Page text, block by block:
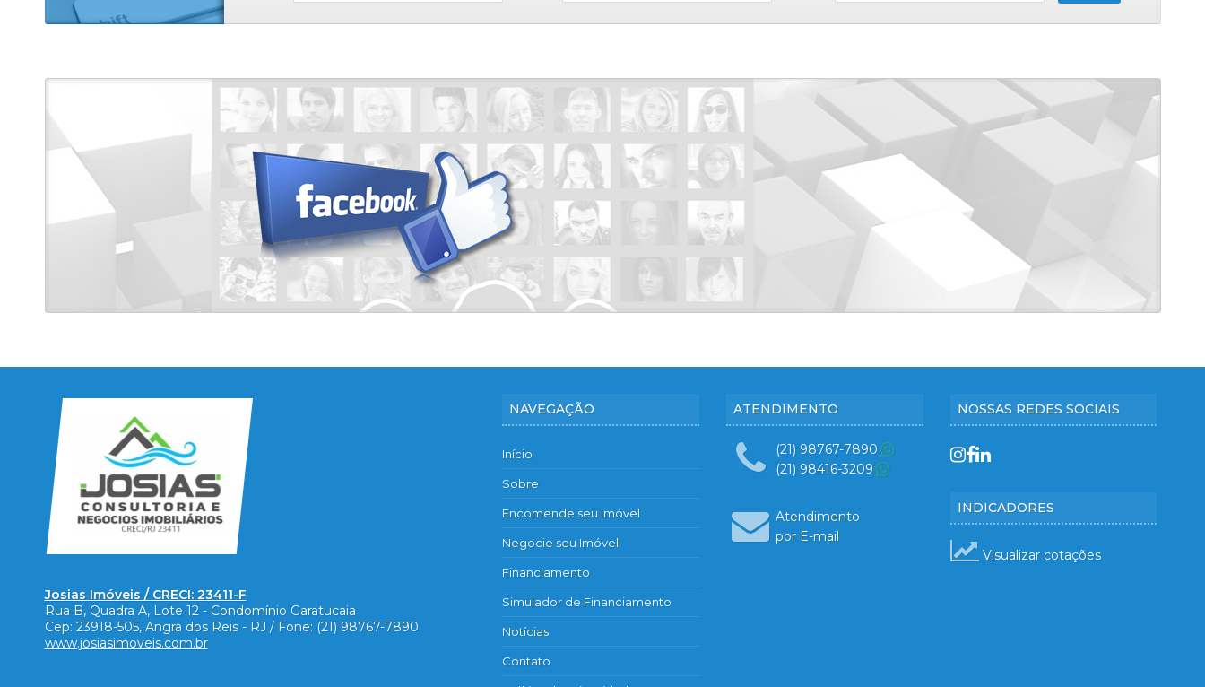
Josias Imóveis / CRECI: 23411-F
Rua B, Quadra A, Lote 12 - Condomínio Garatucaia
Cep: 23918-505, Angra dos Reis- RJ / Fone: (21) 98767-7890
www.josiasimoveis.com.br
NAVEGAÇÃO
Início
Sobre
Encomende seu imóvel
Negocie seu Imóvel
Financiamento
Simulador de Financiamento
Notícias
Contato
ATENDIMENTO
(21) 98767-7890
(21) 98416-3209
Atendimento
por E-mail
NOSSAS REDES SOCIAIS
INDICADORES
Visualizar cotações